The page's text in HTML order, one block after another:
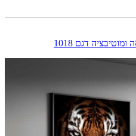
דגם 1018